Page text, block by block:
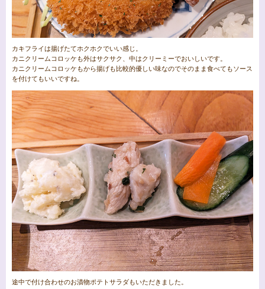
カキフライは揚げたてホクホクでいい感じ。
カニクリームコロッケも外はサクサク、中はクリーミーでおいしいです。
カニクリームコロッケもから揚げも比較的優しい味なのでそのまま食べてもソース
を付けてもいいですね。
途中で付け合わせのお漬物ポテトサラダもいただきました。